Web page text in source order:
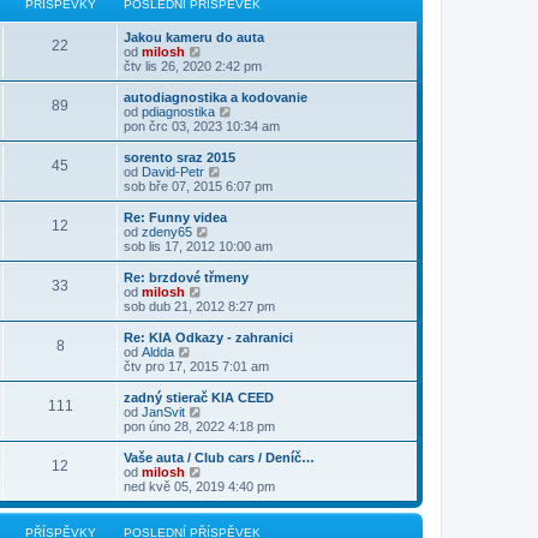
ě
v
e
k
ř
í
s
ě
v
e
k
d
n
í
ř
í
s
p
ě
v
e
k
o
s
l
e
d
n
í
p
ř
í
s
p
ě
v
e
k
t
p
o
s
l
e
d
n
í
p
ř
í
s
p
ě
v
e
k
PŘÍSPĚVKY POSLEDNÍ PŘÍSPĚVEK
22
Jakou kameru do auta
od milosh
o
b
r
a
z
p
o
s
e
d
n
í
p
í
s
p
v
e
k
čtv lis 26, 2020 2:42 pm
89
autodiagnostika a kodovanie
od pdiagnostika
o
b
r
z
o
s
e
n
í
p
í
s
p
v
e
k
pon črc 03, 2023 10:34 am
45
sorento sraz 2015
od David-Petr
o
b
r
z
p
o
s
e
n
í
p
í
s
p
v
e
k
sob bře 07, 2015 6:07 pm
12
Re: Funny videa
od zdeny65
o
b
r
z
p
o
s
e
n
í
p
í
s
p
ě
sob lis 17, 2012 10:00 am
33
Re: brzdové třmeny
od milosh
o
b
r
z
t
p
o
s
e
n
í
ř
sob dub 21, 2012 8:27 pm
8
Re: KIA Odkazy - zahranici
od Aldda
o
b
r
a
z
p
o
s
l
čtv pro 17, 2015 7:01 am
111
zadný stierač KIA CEED
od JanSvit
o
b
r
z
t
p
pon úno 28, 2022 4:18 pm
12
Vaše auta / Club cars / Deníč…
od milosh
o
b
r
a
ned kvě 05, 2019 4:40 pm
PŘÍSPĚVKY POSLEDNÍ PŘÍSPĚVEK